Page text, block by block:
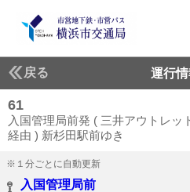
戻る 運行
61
入国管理局前発 ( 三井アウトレッ
経由 ) 新杉田駅前ゆき
※１分ごとに自動更新
入国管理局前